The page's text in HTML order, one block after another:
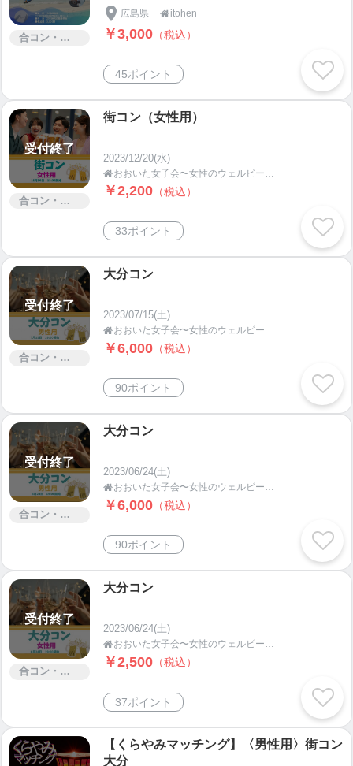
合コン・街コン
広島県 itohen
￥3,000 （税込）
45ポイント
受付終了
合コン・街コン
街コン（女性用）
2023/12/20(水)
 おおいた女子会〜女性のウェルビーイング応援プロジェクト
￥2,200 （税込）
33ポイント
受付終了
合コン・街コン
大分コン
2023/07/15(土)
 おおいた女子会〜女性のウェルビーイング応援プロジェクト
￥6,000 （税込）
90ポイント
受付終了
合コン・街コン
大分コン
2023/06/24(土)
 おおいた女子会〜女性のウェルビーイング応援プロジェクト
￥6,000 （税込）
90ポイント
受付終了
合コン・街コン
大分コン
2023/06/24(土)
 おおいた女子会〜女性のウェルビーイング応援プロジェクト
￥2,500 （税込）
37ポイント
【くらやみマッチング】〈男性用〉街コン
大分